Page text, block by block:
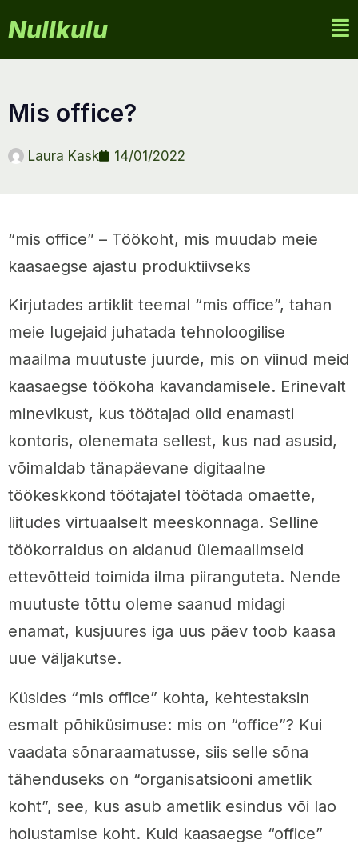
Nullkulu
mis office?
Laura Kask 14/01/2022
“mis office” – Töökoht, mis muudab meie
kaasaegse ajastu produktiivseks
Kirjutades artiklit teemal “mis office”, tahan
meie lugejaid juhatada tehnoloogilise
maailma muutuste juurde, mis on viinud meid
kaasaegse töökoha kavandamisele. Erinevalt
minevikust, kus töötajad olid enamasti
kontoris, olenemata sellest, kus nad asusid,
võimaldab tänapäevane digitaalne
töökeskkond töötajatel töötada omaette,
liitudes virtuaalselt meeskonnaga. Selline
töökorraldus on aidanud ülemaailmseid
ettevõtteid toimida ilma piiranguteta. Nende
muutuste tõttu oleme saanud midagi
enamat, kusjuures iga uus päev toob kaasa
uue väljakutse.
Küsides “mis office” kohta, kehtestaksin
esmalt põhiküsimuse: mis on “office”? Kui
vaadata sõnaraamatusse, siis selle sõna
tähenduseks on “organisatsiooni ametlik
koht”, see, kus asub ametlik esindus või lao
hoiustamise koht. Kuid kaasaegse “office”